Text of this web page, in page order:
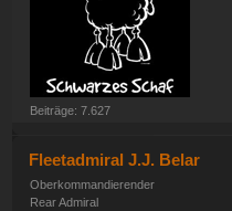
Beiträge: 7.627
Fleetadmiral J.J. Belar
Oberkommandierender
Rear Admiral